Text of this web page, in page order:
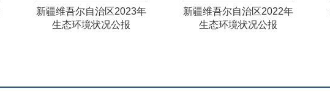
新疆维吾尔自治区2023年
生态环境状况公报
新疆维吾尔自治区2022年
生态环境状况公报